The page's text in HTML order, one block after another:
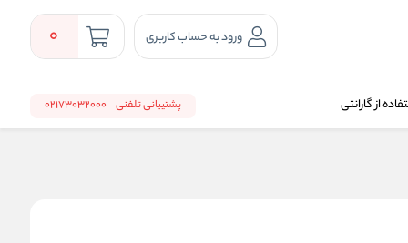
ورود به حساب کاربری 0
از گارانتی پشتیبانی تلفنی 02173032000